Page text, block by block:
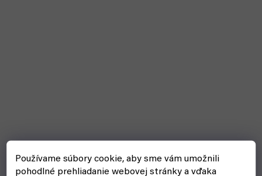
Používame súbory cookie, aby sme vám umožnili
pohodlné prehliadanie webovej stránky a vďaka